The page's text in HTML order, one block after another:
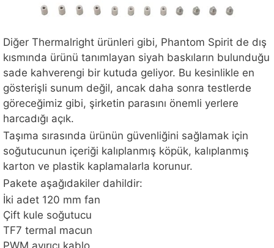
Diğer Thermalright ürünleri gibi, Phantom Spirit de dış
kısmında ürünü tanımlayan siyah baskıların bulunduğu
sade kahverengi bir kutuda geliyor. Bu kesinlikle en
gösterişli sunum değil, ancak daha sonra testlerde
göreceğimiz gibi, şirketin parasını önemli yerlere
harcadığı açık.
Taşıma sırasında ürünün güvenliğini sağlamak için
soğutucunun içeriği kalıplanmış köpük, kalıplanmış
karton ve plastik kaplamalarla korunur.
Pakete aşağıdakiler dahildir:
İki adet 120 mm fan
Çift kule soğutucu
TF7 termal macun
PWM ayırıcı kablo